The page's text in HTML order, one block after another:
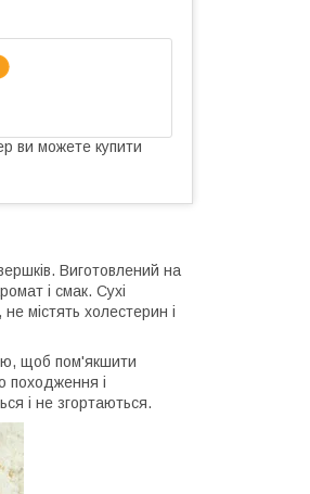
ви можете купити
Виготовлений на
і смак. Сухі
містять холестерин і
щоб пом'якшити
походження і
і не згортаються.